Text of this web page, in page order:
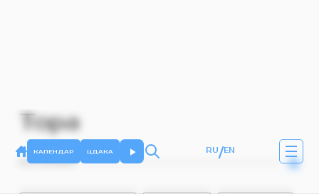
КАЛЕНДАР ЦДАКА RU/EN
Тора
НА ГОЛОВНУ